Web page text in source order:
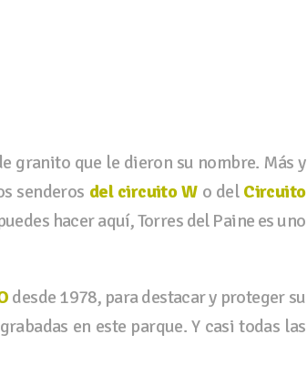
granito que le dieron su nombre. Más y
senderos del circuito Wo del Circuito
hacer aquí, Torres del Paine es uno
desde 1978, para destacar y proteger su
en este parque. Y casi todas las